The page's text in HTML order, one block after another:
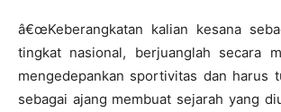
â€œKeberangkatan kalian kesana
tingkat nasional, berjuanglah secara
mengedepankan sportivitas dan harus
sebagai ajang membuat sejarah yang